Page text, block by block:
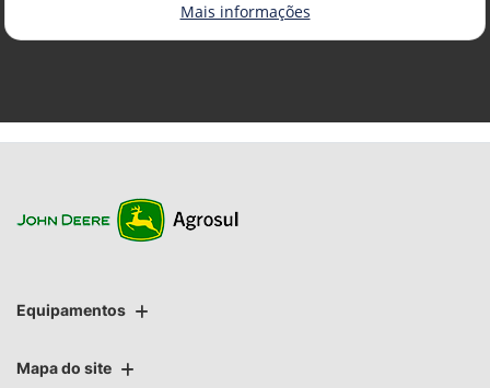
Mais informações
Equipamentos
Mapa do site